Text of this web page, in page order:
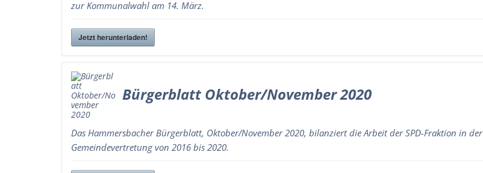
zur Kommunalwahl am 14. März.
Jetzt herunterladen!
Bürgerblatt Oktober/November 2020
Das Hammersbacher Bürgerblatt, Oktober/November 2020, bilanziert die Arbeit der SPD-Fraktion in der
Gemeindevertretung von 2016 bis 2020.